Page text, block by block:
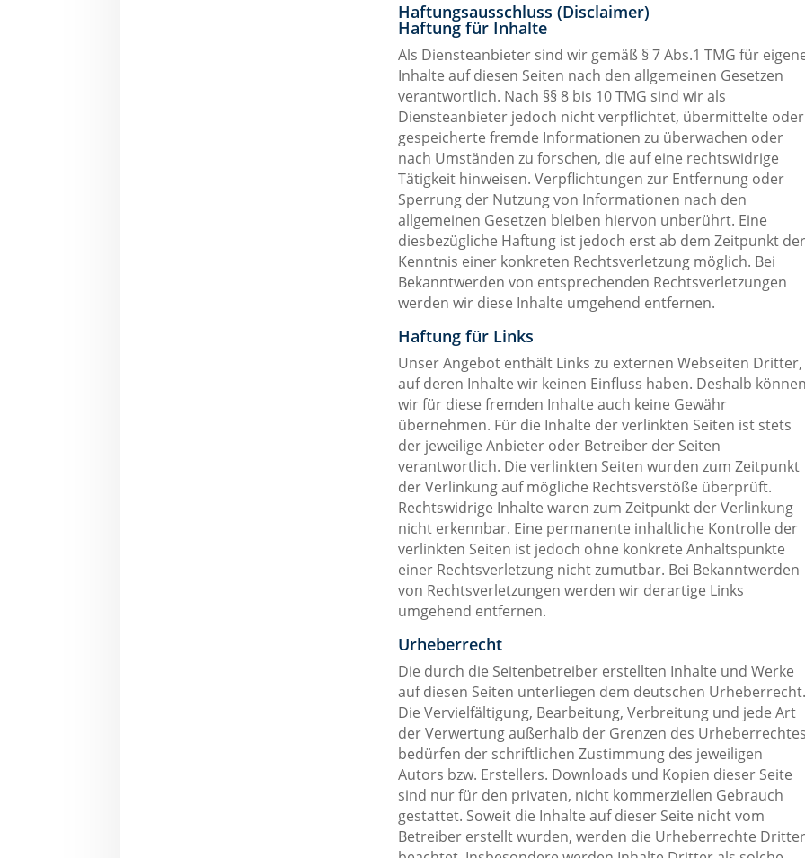
Haftungsausschluss (Disclaimer)
Haftung für Inhalte
Als Diensteanbieter sind wir gemäß § 7 Abs.1 TMG für
Inhalte auf diesen Seiten nach den allgemeinen Gesetzen
verantwortlich. Nach §§ 8 bis 10 TMG sind wir als
Diensteanbieter jedoch nicht verpflichtet, übermittelte oder
gespeicherte fremde Informationen zu überwachen oder
nach Umständen zu forschen, die auf eine rechtswidrige
Tätigkeit hinweisen. Verpflichtungen zur Entfernung oder
Sperrung der Nutzung von Informationen nach den
allgemeinen Gesetzen bleiben hiervon unberührt. Eine
diesbezügliche Haftung ist jedoch erst ab dem Zeitpunkt der
Kenntnis einer konkreten Rechtsverletzung möglich. Bei
Bekanntwerden von entsprechenden Rechtsverletzungen
werden wir diese Inhalte umgehend entfernen.
Haftung für Links
Unser Angebot enthält Links zu externen Webseiten Dritter,
auf deren Inhalte wir keinen Einfluss haben. Deshalb können
wir für diese fremden Inhalte auch keine Gewähr
übernehmen. Für die Inhalte der verlinkten Seiten ist stets
der jeweilige Anbieter oder Betreiber der Seiten
verantwortlich. Die verlinkten Seiten wurden zum Zeitpunkt
der Verlinkung auf mögliche Rechtsverstöße überprüft.
Rechtswidrige Inhalte waren zum Zeitpunkt der Verlinkung
nicht erkennbar. Eine permanente inhaltliche Kontrolle der
verlinkten Seiten ist jedoch ohne konkrete Anhaltspunkte
einer Rechtsverletzung nicht zumutbar. Bei Bekanntwerden
von Rechtsverletzungen werden wir derartige Links
umgehend entfernen.
Urheberrecht
Die durch die Seitenbetreiber erstellten Inhalte und Werke
auf diesen Seiten unterliegen dem deutschen Urheberrecht.
Die Vervielfältigung, Bearbeitung, Verbreitung und jede Art
der Verwertung außerhalb der Grenzen des Urheberrechtes
bedürfen der schriftlichen Zustimmung des jeweiligen
Autors bzw. Erstellers. Downloads und Kopien dieser Seite
sind nur für den privaten, nicht kommerziellen Gebrauch
gestattet. Soweit die Inhalte auf dieser Seite nicht vom
Betreiber erstellt wurden, werden die Urheberrechte Dritter